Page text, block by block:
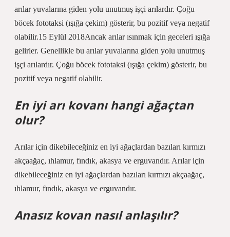
arılar yuvalarına giden yolu unutmuş işçi arılardır. Çoğu
böcek fototaksi (ışığa çekim) gösterir, bu pozitif veya negatif
olabilir.15 Eylül 2018Ancak arılar ısınmak için geceleri ışığa
gelirler. Genellikle bu arılar yuvalarına giden yolu unutmuş
işçi arılardır. Çoğu böcek fototaksi (ışığa çekim) gösterir, bu
pozitif veya negatif olabilir.
En iyi arı kovanı hangi ağaçtan
olur?
Arılar için dikebileceğiniz en iyi ağaçlardan bazıları kırmızı
akçaağaç, ıhlamur, fındık, akasya ve erguvandır. Arılar için
dikebileceğiniz en iyi ağaçlardan bazıları kırmızı akçaağaç,
ıhlamur, fındık, akasya ve erguvandır.
Anasız kovan nasıl anlaşılır?